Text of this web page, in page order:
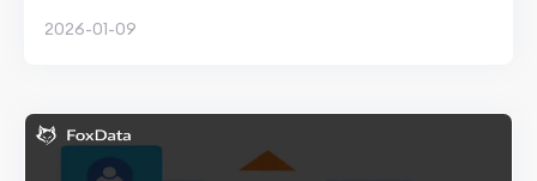
2026-01-09